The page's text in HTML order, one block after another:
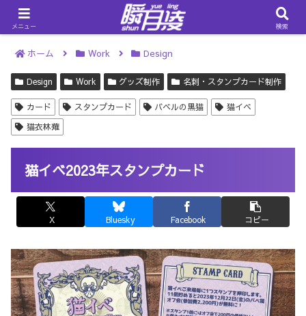
ホーム Work Design
Design Work グッズ制作 名刺・スタンプカード制作
カード スタンプカード バベルの黒猫
猫イベ
猫衣林薙
猫イベ2023年スタンプカード
X Bluesky Facebook コピー
メニュー 検索